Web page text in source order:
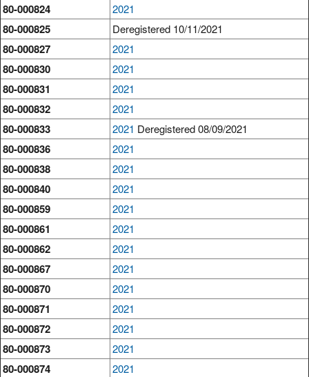
80-000824 2021
80-000825 Deregistered 10/11/2021
80-000827 2021
80-000830 2021
80-000831 2021
80-000832 2021
80-000833 2021 Deregistered 08/09/2021
80-000836 2021
80-000838 2021
80-000840 2021
80-000859 2021
80-000861 2021
80-000862 2021
80-000867 2021
80-000870 2021
80-000871 2021
80-000872 2021
80-000873 2021
80-000874 2021